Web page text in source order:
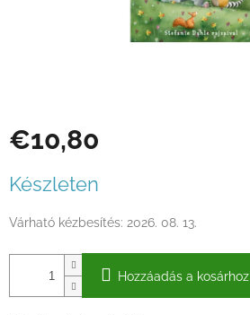
€10,80
Készleten
Várható kézbesítés: 2026. 08. 13.
Hozzáadás a kosárhoz